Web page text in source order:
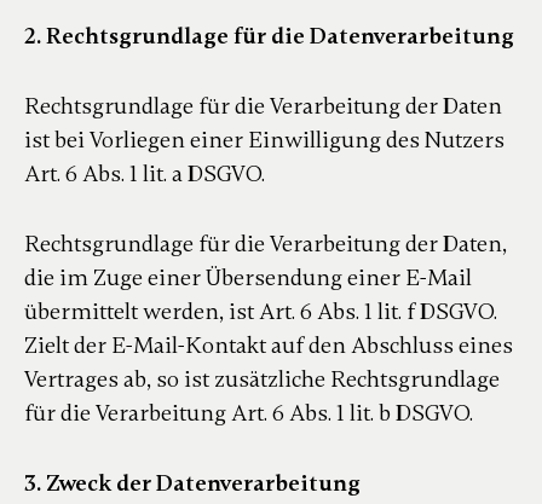
2. Rechtsgrundlage für die Datenverarbeitung
Rechtsgrundlage für die Verarbeitung der Daten
ist bei Vorliegen einer Einwilligung des Nutzers
Art. 6 Abs. 1 lit. a DSGVO.
Rechtsgrundlage für die Verarbeitung der Daten,
die im Zuge einer Übersendung einer E-Mail
übermittelt werden, ist Art. 6 Abs. 1 lit. f DSGVO.
Zielt der E-Mail-Kontakt auf den Abschluss eines
Vertrages ab, so ist zusätzliche Rechtsgrundlage
für die Verarbeitung Art. 6 Abs. 1 lit. b DSGVO.
3. Zweck der Datenverarbeitung